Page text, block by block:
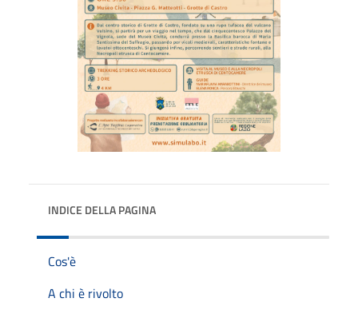
INDICE DELLA PAGINA
Cos'è
A chi è rivolto